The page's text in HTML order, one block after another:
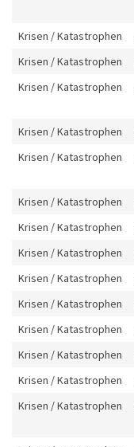
Krisen / Katastrophen
Krisen / Katastrophen
Krisen / Katastrophen
Krisen / Katastrophen
Krisen / Katastrophen
Krisen / Katastrophen
Krisen / Katastrophen
Krisen / Katastrophen
Krisen / Katastrophen
Krisen / Katastrophen
Krisen / Katastrophen
Krisen / Katastrophen
Krisen / Katastrophen
Krisen / Katastrophen